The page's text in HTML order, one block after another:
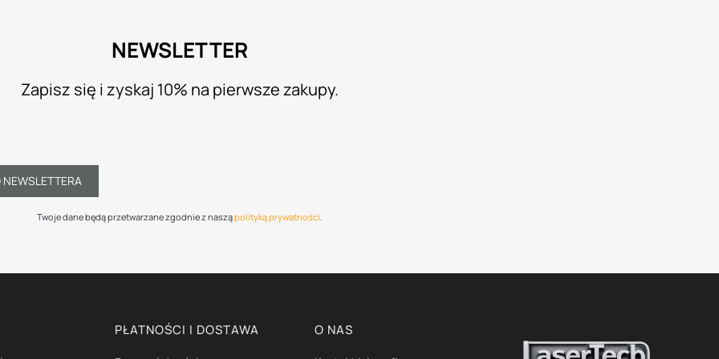
NEWSLETTER
Zapisz się i zyskaj 10% na pierwsze zakupy.
NEWSLETTERA
Twoje dane będą przetwarzane zgodnie z nasząpolityką prywatności.
PŁATNOŚCI I DOSTAWA O NAS